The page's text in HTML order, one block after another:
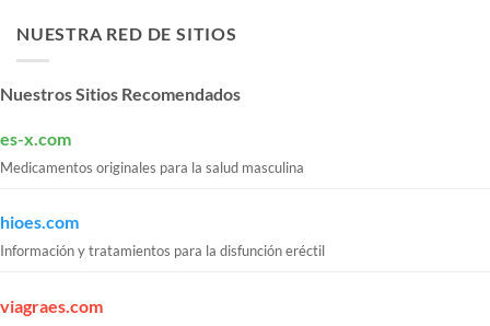
NUESTRA RED DE SITIOS
Nuestros Sitios Recomendados
es-x.com
Medicamentos originales para la salud masculina
hioes.com
Información y tratamientos para la disfunción eréctil
viagraes.com